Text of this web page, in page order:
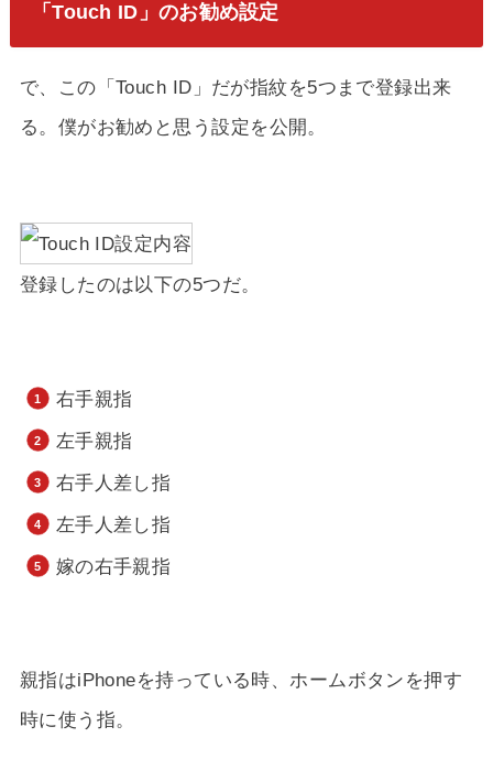
「Touch ID」のお勧め設定
で、この「Touch ID」だが指紋を5つまで登録出来
る。僕がお勧めと思う設定を公開。
登録したのは以下の5つだ。
右手親指
左手親指
右手人差し指
左手人差し指
嫁の右手親指
親指はiPhoneを持っている時、ホームボタンを押す
時に使う指。